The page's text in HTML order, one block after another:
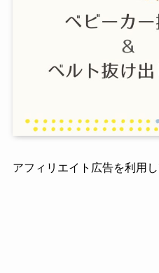
アフィリエイト広告を利用し